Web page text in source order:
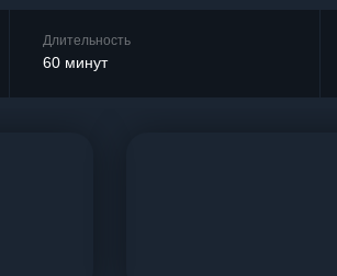
Длительность
60 минут